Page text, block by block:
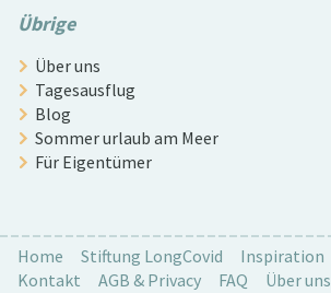
Übrige
Über uns
Tagesausflug
Blog
Sommer urlaub am Meer
Für Eigentümer
Home Stiftung LongCovid Inspiration
Kontakt
AGB & Privacy FAQ Über uns